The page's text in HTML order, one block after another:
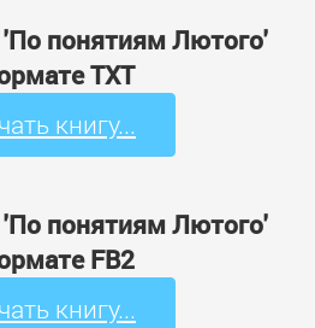
'По понятиям Лютого'
TXT
книгу...
'По понятиям Лютого'
FB2
книгу...